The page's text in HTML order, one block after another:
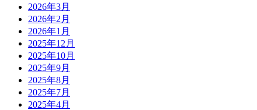
2026年3月
2026年2月
2026年1月
2025年12月
2025年10月
2025年9月
2025年8月
2025年7月
2025年4月